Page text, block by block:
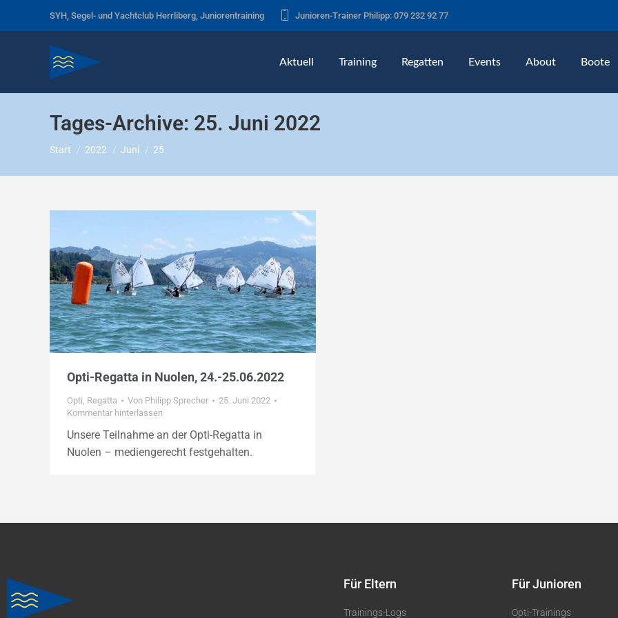
SYH, Segel- und Yachtclub Herrliberg, Juniorentraining Junioren-Trainer Philipp: 079 232 92 77
Aktuell Training Regatten Events About Boote
Tages-Archive: 25. Juni 2022
Start 2022 Juni 25
Opti-Regatta in Nuolen, 24.-25.06.2022
Opti Regatta Von Philipp Sprecher
25. Juni 2022
Kommentar hinterlassen
Unsere Teilnahme an der Opti-Regatta in
Nuolen – mediengerecht festgehalten.
Für Eltern
Trainings-Logs
Für Junioren
Opti-Trainings